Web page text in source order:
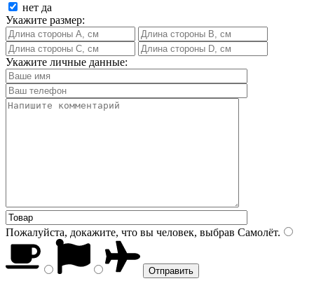
нет да
Укажите размер:
Укажите личные данные:
Пожалуйста, докажите, что вы человек, выбрав Самолёт.